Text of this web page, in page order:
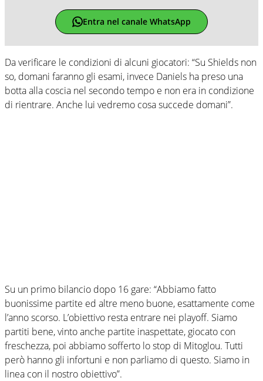
Entra nel canale WhatsApp
Da verificare le condizioni di alcuni giocatori: “Su Shields non
so, domani faranno gli esami, invece Daniels ha preso una
botta alla coscia nel secondo tempo e non era in condizione
di rientrare. Anche lui vedremo cosa succede domani”.
Su un primo bilancio dopo 16 gare: “Abbiamo fatto
buonissime partite ed altre meno buone, esattamente come
l’anno scorso. L’obiettivo resta entrare nei playoff. Siamo
partiti bene, vinto anche partite inaspettate, giocato con
freschezza, poi abbiamo sofferto lo stop di Mitoglou. Tutti
però hanno gli infortuni e non parliamo di questo. Siamo in
linea con il nostro obiettivo”.